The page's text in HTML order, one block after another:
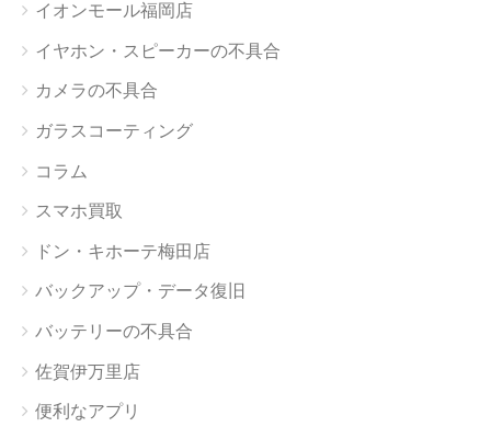
イオンモール福岡店
イヤホン・スピーカーの不具合
カメラの不具合
ガラスコーティング
コラム
スマホ買取
ドン・キホーテ梅田店
バックアップ・データ復旧
バッテリーの不具合
佐賀伊万里店
便利なアプリ